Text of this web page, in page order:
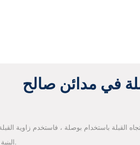
في مدائن صالح
القبلة باستخدام بوصلة ، فاستخدم زاوية
البنية الأساسية لخرائط جوجل للعثور على اتجاه القبلة.